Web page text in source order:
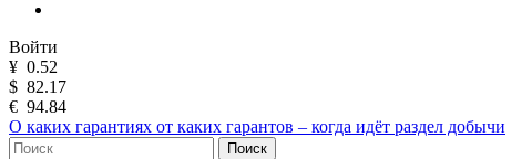
Войти
¥ 0.52
$ 82.17
€ 94.84
О каких гарантиях от каких гарантов – когда идёт раздел добычи
Поиск